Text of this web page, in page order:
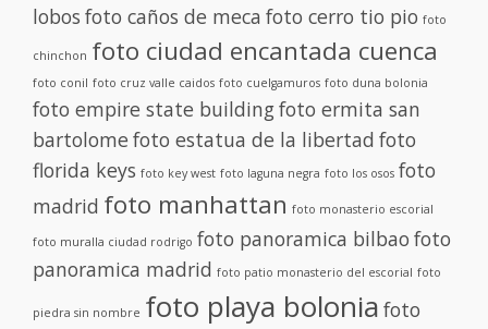
lobos foto caños de meca foto cerro tio pio foto
chinchon foto ciudad encantada cuenca
foto conil foto cruz valle caidos foto cuelgamuros foto duna bolonia
foto empire state buildingfoto ermita san
bartolomefoto estatua de la libertad foto
florida keys foto key west foto laguna negra foto los osos foto
madrid foto manhattan foto monasterio escorial
foto muralla ciudad rodrigo foto panoramica bilbao foto
panoramica madrid foto patio monasterio del escorial foto
piedra sin nombre foto playa bolonia foto